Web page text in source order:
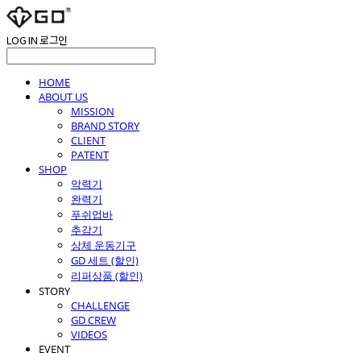
LOG IN로그인
HOME
ABOUT US
MISSION
BRAND STORY
CLIENT
PATENT
SHOP
악력기
완력기
푸쉬업바
추감기
상체 운동기구
GD 세트 (할인)
리퍼상품 (할인)
STORY
CHALLENGE
GD CREW
VIDEOS
EVENT